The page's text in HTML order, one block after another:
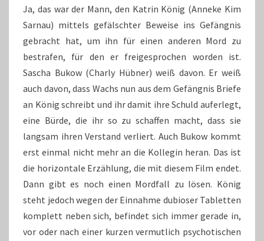
Ja, das war der Mann, den Katrin König (Anneke Kim
Sarnau) mittels gefälschter Beweise ins Gefängnis
gebracht hat, um ihn für einen anderen Mord zu
bestrafen, für den er freigesprochen worden ist.
Sascha Bukow (Charly Hübner) weiß davon. Er weiß
auch davon, dass Wachs nun aus dem Gefängnis Briefe
an König schreibt und ihr damit ihre Schuld auferlegt,
eine Bürde, die ihr so zu schaffen macht, dass sie
langsam ihren Verstand verliert. Auch Bukow kommt
erst einmal nicht mehr an die Kollegin heran. Das ist
die horizontale Erzählung, die mit diesem Film endet.
Dann gibt es noch einen Mordfall zu lösen. König
steht jedoch wegen der Einnahme dubioser Tabletten
komplett neben sich, befindet sich immer gerade in,
vor oder nach einer kurzen vermutlich psychotischen